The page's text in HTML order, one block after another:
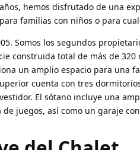
hemos disfrutado de una
familias con niños o para
Somos los segundos
construida total de más de
un amplio espacio para una
cuenta con tres
El sótano incluye una
juegos, así como un garaje